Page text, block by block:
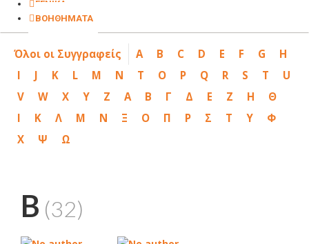
ΓΕΝΙΚΑ
ΒΟΗΘΗΜΑΤΑ
Όλοι οι Συγγραφείς A B C D E F G
H
I
J K L M N T O P Q R S T
U
V
W X Y Z Α Β Γ Δ Ε Ζ Η
Θ
Ι
Κ Λ Μ Ν Ξ Ο Π Ρ Σ Τ Υ
Φ
Χ
Ψ Ω
B (32)